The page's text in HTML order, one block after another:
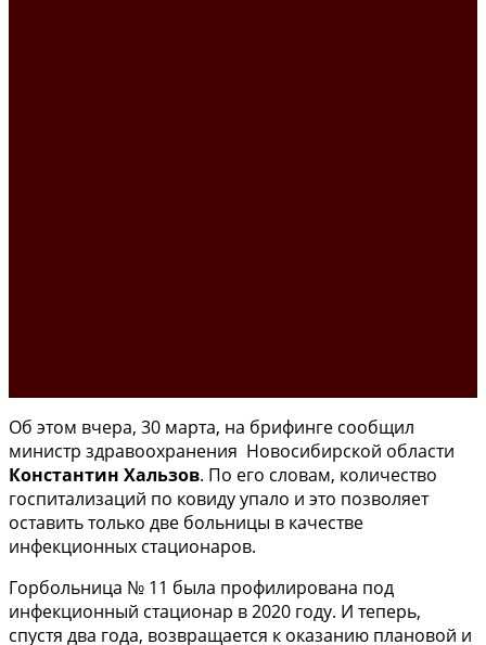
Об этом вчера, 30 марта, на брифинге сообщил
министр здравоохранения Новосибирской области
Константин Хальзов. По его словам, количество
госпитализаций по ковиду упало и это позволяет
оставить только две больницы в качестве
инфекционных стационаров.
Горбольница № 11 была профилирована под
инфекционный стационар в 2020 году. И теперь,
спустя два года, возвращается к оказанию плановой и